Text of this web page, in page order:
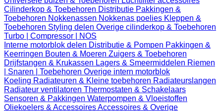
Cilinderkop & Toebehoren Distributie Pakkingen &
Toebehoren Nokkenassen Nokkenas poelies Kleppen &
Toebehoren Styling delen Overige cilinderkop & Toebehoren
Turbo | Compressor | NOS
Interne motorblok delen Distributie & Pompen Pakkingen &
Keerringen Bouten & Moeren Zuigers & Toebehoren
Drijfstangen & Krukassen Lagers & Smeermiddelen Riemen
| Snaren | Toebehoren Overige intern motorblok
Koeling Radiateuren & Kleine toebehoren Radiateurslangen
Radiateur ventilatoren Thermostaten & Schakelaars
Sensoren & Pakkingen Waterpompen & Vloeistoffen
Oliekoelers & AccessoiresAccessoires & Overige